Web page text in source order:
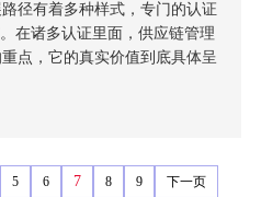
径有着多种样式，专门的认证
在诸多认证里面，供应链管理
点，它的真实价值到底具体呈
5 6 7 8 9 下一页